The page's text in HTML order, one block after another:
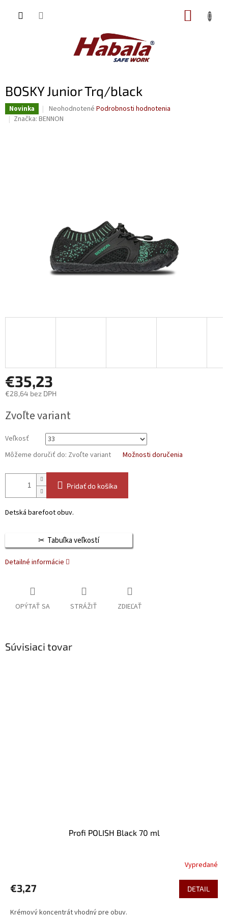
BOSKY Junior Trq/black
Novinka
Priemerné
hodnotenie
Neohodnotené Podrobnosti hodnotenia
Značka: BENNON
€35,23
€28,64 bez DPH
cena:
Zvoľte variant
Veľkosť
Môžeme doručiť do: Zvoľte variant Možnosti doručenia
Pridať do košíka
Detská barefoot obuv.
Tabuľka veľkostí
Detailné informácie
OPÝTAŤ SA STRÁŽIŤ ZDIEĽAŤ
Súvisiaci tovar
Profi POLISH Black 70 ml
Vypredané
€3,27 DETAIL
Krémový koncentrát vhodný pre obuv.